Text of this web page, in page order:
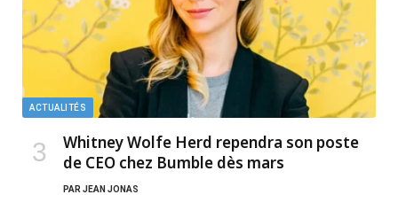
ACTUALITÉS
Whitney Wolfe Herd rependra son poste
de CEO chez Bumble dès mars
PAR JEAN JONAS